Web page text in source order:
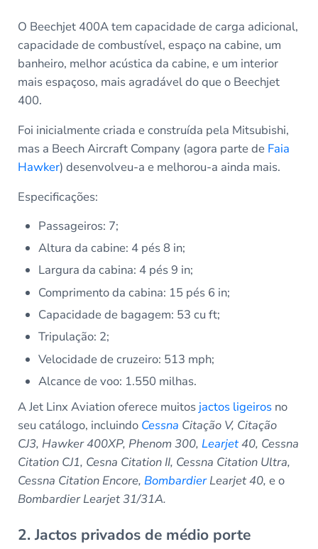
O Beechjet 400A tem capacidade de carga adicional,
capacidade de combustível, espaço na cabine, um
banheiro, melhor acústica da cabine, e um interior
mais espaçoso, mais agradável do que o Beechjet
400.
Foi inicialmente criada e construída pela Mitsubishi,
mas a Beech Aircraft Company (agora parte de Faia
Hawker) desenvolveu-a e melhorou-a ainda mais.
Especificações:
Passageiros: 7;
Altura da cabine: 4 pés 8 in;
Largura da cabina: 4 pés 9 in;
Comprimento da cabina: 15 pés 6 in;
Capacidade de bagagem: 53 cu ft;
Tripulação: 2;
Velocidade de cruzeiro: 513 mph;
Alcance de voo: 1.550 milhas.
A Jet Linx Aviation oferece muitos jactos ligeirosno
seu catálogo, incluindo Cessna Citação V, Citação
CJ3, Hawker 400XP, Phenom 300, Learjet40, Cessna
Citation CJ1, Cesna Citation II, Cessna Citation Ultra,
Cessna Citation Encore, BombardierLearjet 40, e o
Bombardier Learjet 31/31A.
2. Jactos privados de médio porte